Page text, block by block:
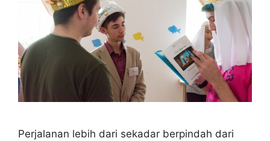
Perjalanan lebih dari sekadar berpindah dari